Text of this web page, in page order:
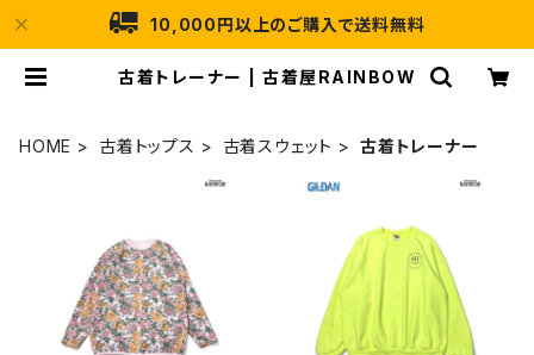
10,000円以上のご購入で送料無料
古着トレーナー | 古着屋RAINBOW
HOME 古着トップス 古着スウェット 古着トレーナー